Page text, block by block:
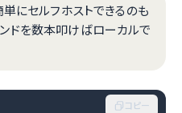
にセルフホストできるのも
ドを数本叩けばローカルで
コピー